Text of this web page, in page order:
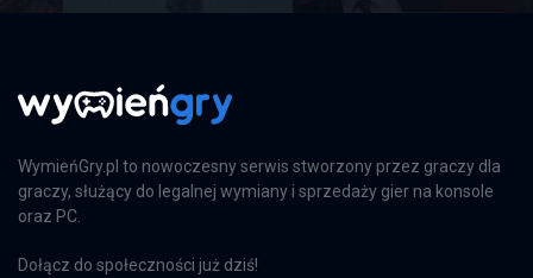
WymieńGry.pl to nowoczesny serwis stworzony przez graczy dla
graczy, służący do legalnej wymiany i sprzedaży gier na konsole
oraz PC.
Dołącz do społeczności już dziś!